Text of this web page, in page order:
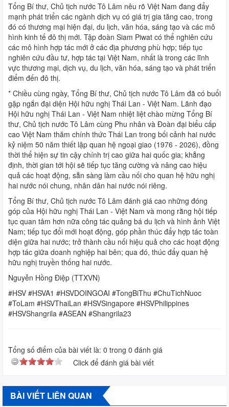
Tổng Bí thư, Chủ tịch nước Tô Lâm nêu rõ Việt Nam đang đẩy
mạnh phát triển các ngành dịch vụ có giá trị gia tăng cao, trong
đó có thương mại hiện đại, du lịch, văn hóa, sáng tạo và các mô
hình kinh tế đô thị mới. Tập đoàn Siam Piwat có thể nghiên cứu
các mô hình hợp tác mới ở các địa phương phù hợp; tiếp tục
nghiên cứu đầu tư, hợp tác tại Việt Nam, nhất là trong các lĩnh
vực thương mại, dịch vụ, du lịch, văn hóa, sáng tạo và phát triển
điểm đến đô thị.
* Chiều cùng ngày, Tổng Bí thư, Chủ tịch nước Tô Lâm đã có buổi
gặp ngắn đại diện Hội hữu nghị Thái Lan - Việt Nam. Lãnh đạo
Hội hữu nghị Thái Lan - Việt Nam nhiệt liệt chào mừng Tổng Bí
thư, Chủ tịch nước Tô Lâm cùng Phu nhân và Đoàn đại biểu cấp
cao Việt Nam thăm chính thức Thái Lan trong bối cảnh hai nước
kỷ niệm 50 năm thiết lập quan hệ ngoại giao (1976 - 2026), đồng
thời thể hiện sự tin cậy chính trị cao giữa hai quốc gia; khẳng
định, thời gian tới hội sẽ tiếp tục tăng cường và nâng cao hiệu
quả các hoạt động, sẵn sàng làm cầu nối cho quan hệ hữu nghị
hai nước nói chung, nhân dân hai nước nói riêng.
Tổng Bí thư, Chủ tịch nước Tô Lâm đánh giá cao những đóng
góp của Hội hữu nghị Thái Lan - Việt Nam và mong rằng hội tiếp
tục quan tâm hơn nữa công tác quảng bá du lịch và hình ảnh Việt
Nam; tiếp tục đổi mới hoạt động, góp phần thúc đẩy hợp tác toàn
diện giữa hai nước; trở thành cầu nối hiệu quả cho các hoạt động
hợp tác giữa doanh nghiệp hai bên; qua đó, thúc đẩy quan hệ
hữu nghị truyền thống hai nước.
Nguyễn Hồng Điệp (TTXVN)
#HSV #HSVA1 #HSVDOINGOAI #TongBiThu #ChuTichNuoc
#ToLam #HSVThaiLan #HSVSingapore #HSVPhilippines
#HSVShangrila #ASEAN #Shangrila23
Tổng số điểm của bài viết là: 0 trong 0 đánh giá
Click để đánh giá bài viết
BÀI VIẾT LIÊN QUAN